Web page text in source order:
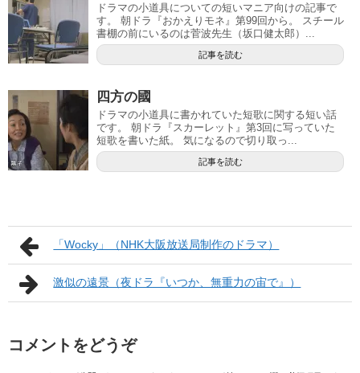
ドラマの小道具についての短いマニア向けの記事で
す。 朝ドラ『おかえりモネ』第99回から。 スチール
書棚の前にいるのは菅波先生（坂口健太郎）...
記事を読む
四方の國
ドラマの小道具に書かれていた短歌に関する短い話
です。 朝ドラ『スカーレット』第3回に写っていた
短歌を書いた紙。 気になるので切り取っ...
記事を読む
「Wocky」（NHK大阪放送局制作のドラマ）
激似の遠景（夜ドラ『いつか、無重力の宙で』）
コメントをどうぞ